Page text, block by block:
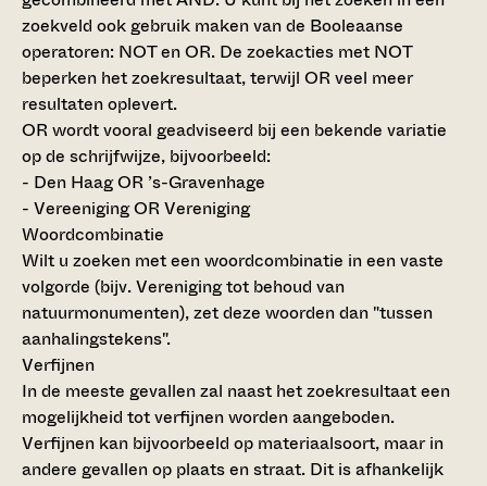
zoekveld ook gebruik maken van de Booleaanse
operatoren: NOT en OR. De zoekacties met NOT
beperken het zoekresultaat, terwijl OR veel meer
resultaten oplevert.
OR wordt vooral geadviseerd bij een bekende variatie
op de schrijfwijze, bijvoorbeeld:
- Den Haag OR ’s-Gravenhage
- Vereeniging OR Vereniging
Woordcombinatie
Wilt u zoeken met een woordcombinatie in een vaste
volgorde (bijv. Vereniging tot behoud van
natuurmonumenten), zet deze woorden dan "tussen
aanhalingstekens".
Verfijnen
In de meeste gevallen zal naast het zoekresultaat een
mogelijkheid tot verfijnen worden aangeboden.
Verfijnen kan bijvoorbeeld op materiaalsoort, maar in
andere gevallen op plaats en straat. Dit is afhankelijk